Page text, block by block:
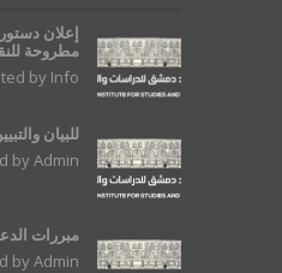
إعلان
مطروحة
by Info
للبيان
byAdmin
مبررات
byAdmin